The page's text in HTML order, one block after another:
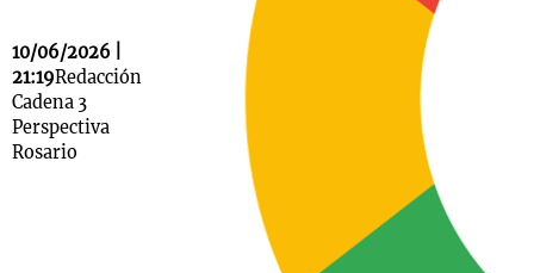
10/06/2026 |
21:19Redacción
Cadena 3
Perspectiva
Rosario